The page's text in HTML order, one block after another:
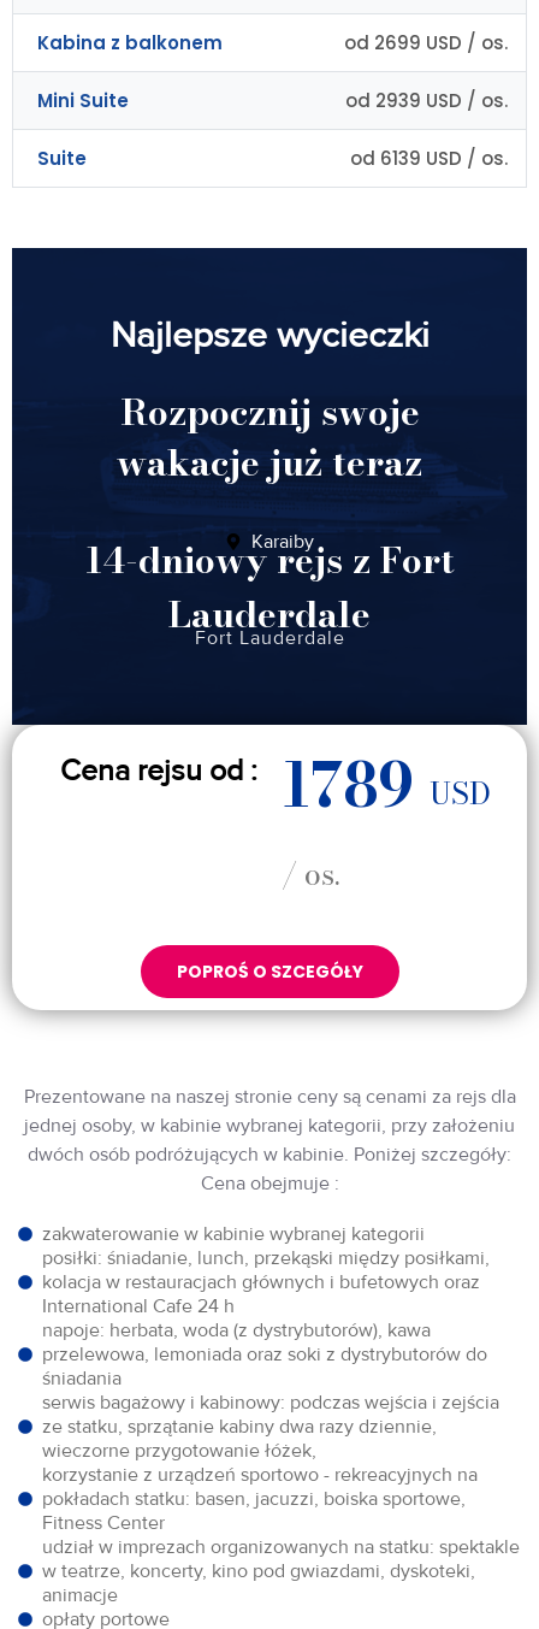
Kabina z balkonem od 2699 USD / os.
Mini Suite od 2939 USD / os.
Suite od 6139 USD / os.
Najlepsze wycieczki
Rozpocznij swoje
wakacje już teraz
Karaiby
14-dniowy rejs z Fort
Lauderdale
Fort Lauderdale
Cena rejsu od : 1789 USD
/ os.
POPROŚ O SZCEGÓŁY
Prezentowane na naszej stronie ceny są cenami za rejs dla
jednej osoby, w kabinie wybranej kategorii, przy założeniu
dwóch osób podróżujących w kabinie. Poniżej szczegóły:
Cena obejmuje :
zakwaterowanie w kabinie wybranej kategorii
posiłki: śniadanie, lunch, przekąski między posiłkami,
kolacja w restauracjach głównych i bufetowych oraz
International Cafe 24 h
napoje: herbata, woda (z dystrybutorów), kawa
przelewowa, lemoniada oraz soki z dystrybutorów do
śniadania
serwis bagażowy i kabinowy: podczas wejścia i zejścia
ze statku, sprzątanie kabiny dwa razy dziennie,
wieczorne przygotowanie łóżek,
korzystanie z urządzeń sportowo - rekreacyjnych na
pokładach statku: basen, jacuzzi, boiska sportowe,
Fitness Center
udział w imprezach organizowanych na statku: spektakle
w teatrze, koncerty, kino pod gwiazdami, dyskoteki,
animacje
opłaty portowe